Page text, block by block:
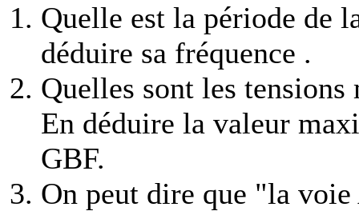
Quelle est la période de
déduire sa fréquence .
Quelles sont les
En déduire la valeur
GBF.
On peut dire que "la